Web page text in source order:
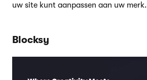
uw site kunt aanpassen aan uw merk.
Blocksy